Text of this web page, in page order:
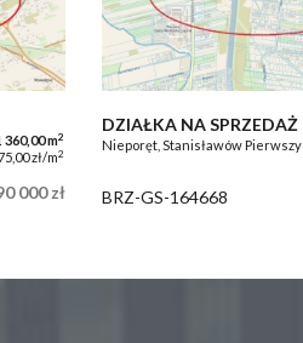
360,00 m2
zł/m2
000 zł
DZIAŁKA NA SPRZEDAŻ
Nieporęt, Stanisławów Pierwszy
BRZ-GS-164668